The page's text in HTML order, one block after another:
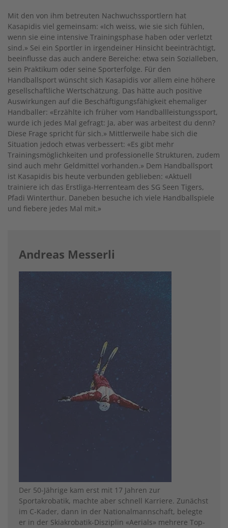
Mit den von ihm betreuten Nachwuchssportlern hat
Kasapidis viel gemeinsam: «Ich weiss, wie sie sich fühlen,
wenn sie eine intensive Trainingsphase haben oder verletzt
sind.» Sei ein Sportler in irgendeiner Hinsicht beeinträchtigt,
beeinflusse das auch andere Bereiche: etwa sein Sozialleben,
sein Praktikum oder seine Sporterfolge. Für den
Handballsport wünscht sich Kasapidis vor allem eine höhere
gesellschaftliche Wertschätzung. Das hätte auch positive
Auswirkungen auf die Beschäftigungsfähigkeit ehemaliger
Handballer: «Erzählte ich früher vom Handballleistungssport,
wurde ich jedes Mal gefragt: Ja, aber was arbeitest du denn?
Diese Frage spricht für sich.» Mittlerweile habe sich die
Situation jedoch etwas verbessert: «Es gibt mehr
Trainingsmöglichkeiten und professionelle Strukturen, zudem
sind auch mehr Geldmittel vorhanden.» Dem Handballsport
ist Kasapidis bis heute verbunden geblieben: «Aktuell
trainiere ich das Erstliga-Herrenteam des SG Seen Tigers,
Pfadi Winterthur. Daneben besuche ich viele Handballspiele
und fiebere jedes Mal mit.»
Andreas Messerli
Der 50-Jährige kam erst mit 17 Jahren zur
Sportakrobatik, machte aber schnell Karriere. Zunächst
im C-Kader, dann in der Nationalmannschaft, belegte
er in der Skiakrobatik-Disziplin «Aerials» mehrere Top-